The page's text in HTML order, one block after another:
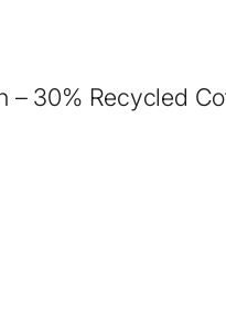
– 30% Recycled